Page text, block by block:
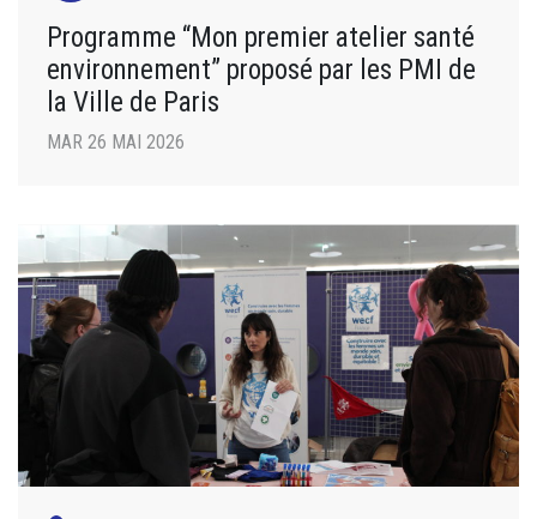
Programme “Mon premier atelier santé
environnement” proposé par les PMI de
la Ville de Paris
MAR 26 MAI 2026